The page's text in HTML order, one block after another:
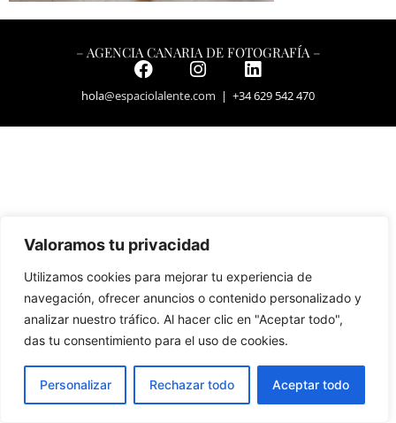
Valoramos tu privacidad
Utilizamos cookies para mejorar tu experiencia de
navegación, ofrecer anuncios o contenido personalizado y
analizar nuestro tráfico. Al hacer clic en "Aceptar todo",
das tu consentimiento para el uso de cookies.
Personalizar Rechazar todo Aceptar todo
– AGENCIA CANARIA DE FOTOGRAFÍA –
hola@espaciolalente.com | +34 629 542 470